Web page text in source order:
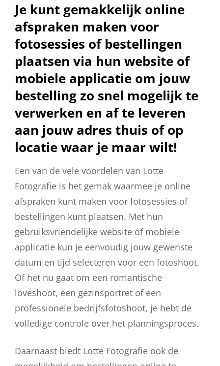
Je kunt gemakkelijk online
afspraken maken voor
fotosessies of bestellingen
plaatsen via hun website of
mobiele applicatie om jouw
bestelling zo snel mogelijk te
verwerken en af te leveren
aan jouw adres thuis of op
locatie waar je maar wilt!
Een van de vele voordelen van Lotte
Fotografie is het gemak waarmee je online
afspraken kunt maken voor fotosessies of
bestellingen kunt plaatsen. Met hun
gebruiksvriendelijke website of mobiele
applicatie kun je eenvoudig jouw gewenste
datum en tijd selecteren voor een fotoshoot.
Of het nu gaat om een romantische
loveshoot, een gezinsportret of een
professionele bedrijfsfotoshoot, je hebt de
volledige controle over het planningsproces.
Daarnaast biedt Lotte Fotografie ook de